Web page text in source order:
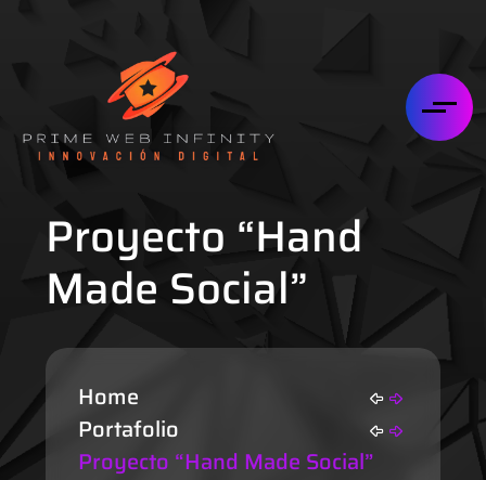
Proyecto “Hand
Made Social”
Home
Portafolio
Proyecto “Hand Made Social”